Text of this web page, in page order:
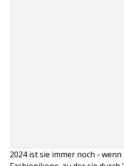
2024 ist sie immer noch -